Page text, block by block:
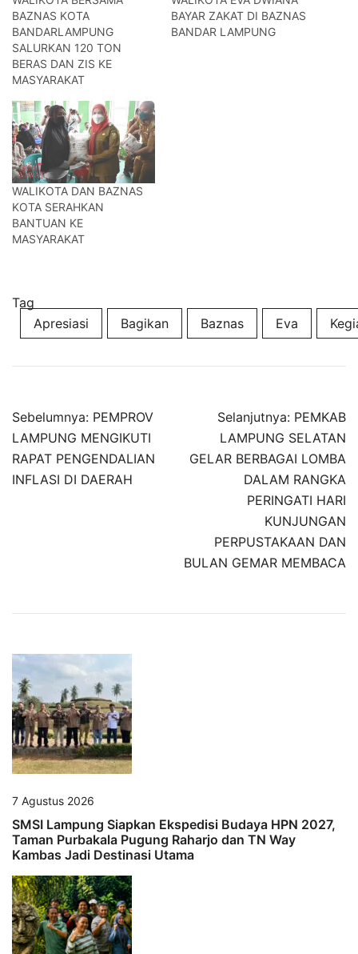
BAZNAS KOTA
BANDARLAMPUNG
SALURKAN 120 TON
BERAS DAN ZIS KE
MASYARAKAT
BAYAR ZAKAT DI BAZNAS
BANDAR LAMPUNG
WALIKOTA DAN BAZNAS
KOTA SERAHKAN
BANTUAN KE
MASYARAKAT
Tag
Apresiasi
Bagikan Baznas Eva
Navigasi
pos
Sebelumnya: PEMPROV
LAMPUNG MENGIKUTI
RAPAT PENGENDALIAN
INFLASI DI DAERAH
Selanjutnya: PEMKAB
LAMPUNG SELATAN
GELAR BERBAGAI LOMBA
DALAM RANGKA
PERINGATI HARI
KUNJUNGAN
PERPUSTAKAAN DAN
BULAN GEMAR MEMBACA
7 Agustus 2026
SMSI Lampung Siapkan Ekspedisi Budaya HPN 2027,
Taman Purbakala Pugung Raharjo dan TN Way
Kambas Jadi Destinasi Utama